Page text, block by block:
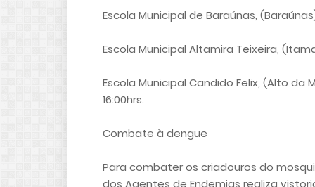
Escola Municipal de Baraúnas,
Escola Municipal Altamira Teixeira,
Escola Municipal Candido Felix, (Alto
16:00hrs.
Combate à dengue
Para combater os criadouros do
dos Agentes de Endemias realiza